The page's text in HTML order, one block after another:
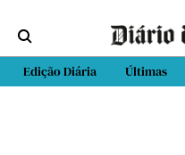
Edição Diária Últimas